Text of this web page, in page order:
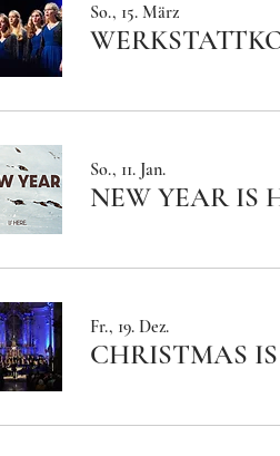
So., 15. März
So., 11. Jan.
NEW YEAR IS
Fr., 19. Dez.
CHRISTMAS